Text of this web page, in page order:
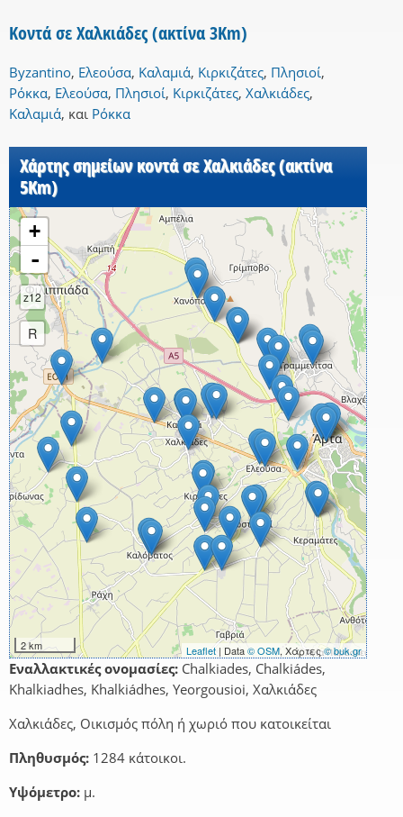
Κοντά σε Χαλκιάδες (ακτίνα 3Km)
Byzantino, Ελεούσα, Καλαμιά, Κιρκιζάτες, Πλησιοί,
Ρόκκα, Ελεούσα, Πλησιοί, Κιρκιζάτες, Χαλκιάδες,
Καλαμιά, και Ρόκκα
Χάρτης σημείων κοντά σε Χαλκιάδες (ακτίνα
5Km)
+
-
z12
R
2 km Leaflet | Data© OSM, Χάρτες© buk.gr
Εναλλακτικές ονομασίες: Chalkiades, Chalkiádes,
Khalkiadhes, Khalkiádhes, Yeorgousioi, Χαλκιάδες
Χαλκιάδες, Οικισμός πόλη ή χωριό που κατοικείται
Πληθυσμός: 1284 κάτοικοι.
Υψόμετρο: μ.